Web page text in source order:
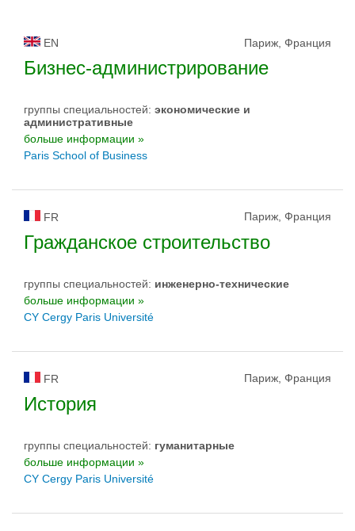
EN Париж, Франция
Бизнес-администрирование
группы специальностей: экономические и
административные
больше информации »
Paris School of Business
FR Париж, Франция
Гражданское строительство
группы специальностей: инженерно-техническиe
больше информации »
CY Cergy Paris Université
FR Париж, Франция
История
группы специальностей: гуманитарные
больше информации »
CY Cergy Paris Université